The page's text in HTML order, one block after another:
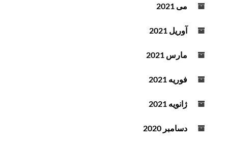
می 2021
آوریل 2021
مارس 2021
فوریه 2021
ژانویه 2021
دسامبر 2020